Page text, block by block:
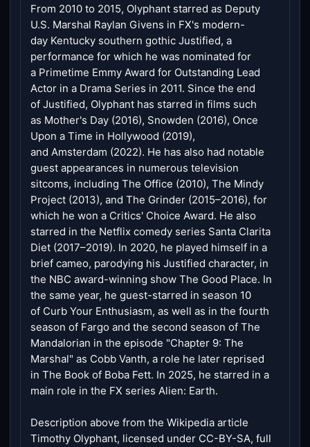
From 2010 to 2015, Olyphant starred as Deputy
U.S. Marshal Raylan Givens in FX's modern-
day Kentucky southern gothic Justified, a
performance for which he was nominated for
a Primetime Emmy Award for Outstanding Lead
Actor in a Drama Series in 2011. Since the end
of Justified, Olyphant has starred in films such
as Mother's Day (2016), Snowden (2016), Once
Upon a Time in Hollywood (2019),
and Amsterdam (2022). He has also had notable
guest appearances in numerous television
sitcoms, including The Office (2010), The Mindy
Project (2013), and The Grinder (2015–2016), for
which he won a Critics' Choice Award. He also
starred in the Netflix comedy series Santa Clarita
Diet (2017–2019). In 2020, he played himself in a
brief cameo, parodying his Justified character, in
the NBC award-winning show The Good Place. In
the same year, he guest-starred in season 10
of Curb Your Enthusiasm, as well as in the fourth
season of Fargo and the second season of The
Mandalorian in the episode "Chapter 9: The
Marshal" as Cobb Vanth, a role he later reprised
in The Book of Boba Fett. In 2025, he starred in a
main role in the FX series Alien: Earth.
Description above from the Wikipedia article
Timothy Olyphant, licensed under CC-BY-SA, full